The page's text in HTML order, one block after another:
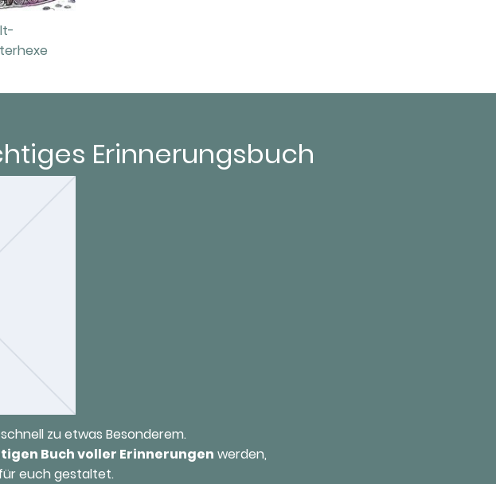
Erinnerungsbuch
zu etwas Besonderem.
Buch voller Erinnerungen werden,
euch gestaltet.